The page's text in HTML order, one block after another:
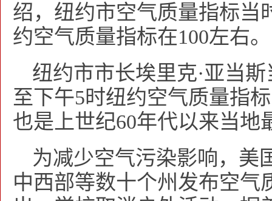
绍，纽约市空气质量指标当
约空气质量指标在100左右。
纽约市市长埃里克·亚当
至下午5时纽约空气质量指
也是上世纪60年代以来当地
为减少空气污染影响，美
中西部等数十个州发布空气